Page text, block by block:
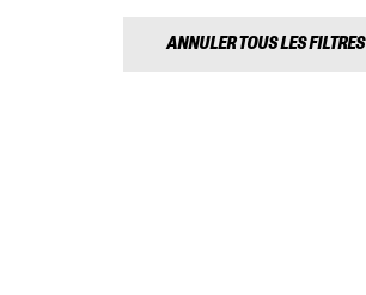
ANNULER TOUS LES FILTRES